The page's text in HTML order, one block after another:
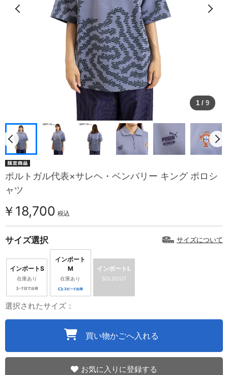
1 / 9
ポルトガル代表×サレヘ・ベンバリー キング ポロシ
ャツ
￥18,700 税込
サイズ選択 サイズについて
インポートS
在庫あり
インポート
M
在庫あり
インポートL
SOLDOUT
選択されたサイズ：
買い物かごへ入れる
お気に入りに登録する